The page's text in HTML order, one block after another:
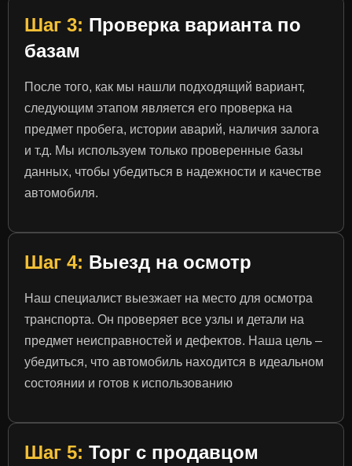
Шаг 3: Проверка варианта по
базам
После того, как мы нашли подходящий вариант,
следующим этапом является его проверка на
предмет пробега, истории аварий, наличия залога
и т.д. Мы используем только проверенные базы
данных, чтобы убедиться в надежности и качестве
автомобиля.
Шаг 4: Выезд на осмотр
Наш специалист выезжает на место для осмотра
транспорта. Он проверяет все узлы и детали на
предмет неисправностей и дефектов. Наша цель –
убедиться, что автомобиль находится в идеальном
состоянии и готов к использованию
Шаг 5: Торг с продавцом